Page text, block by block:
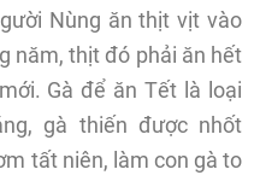
Nùng ăn thịt vịt vào
năm, thịt đó phải ăn hết
Gà để ăn Tết là loại
gà thiến được nhốt
tất niên, làm con gà to